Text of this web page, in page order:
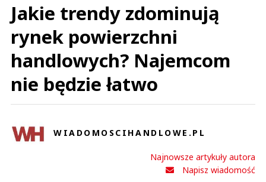
Jakie trendy zdominują
rynek powierzchni
handlowych? Najemcom
nie będzie łatwo
WIADOMOSCIHANDLOWE.PL
Najnowsze artykuły autora
Napisz wiadomość